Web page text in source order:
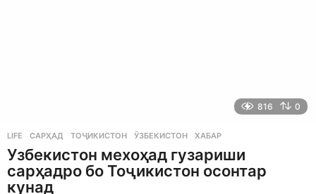
816 0
LIFE САРҲАД ,ТОҶИКИСТОН ,ӮЗБЕКИСТОН ,ХАБАР
Узбекистон мехоҳад гузариши
сарҳадро бо Тоҷикистон осонтар
кунад